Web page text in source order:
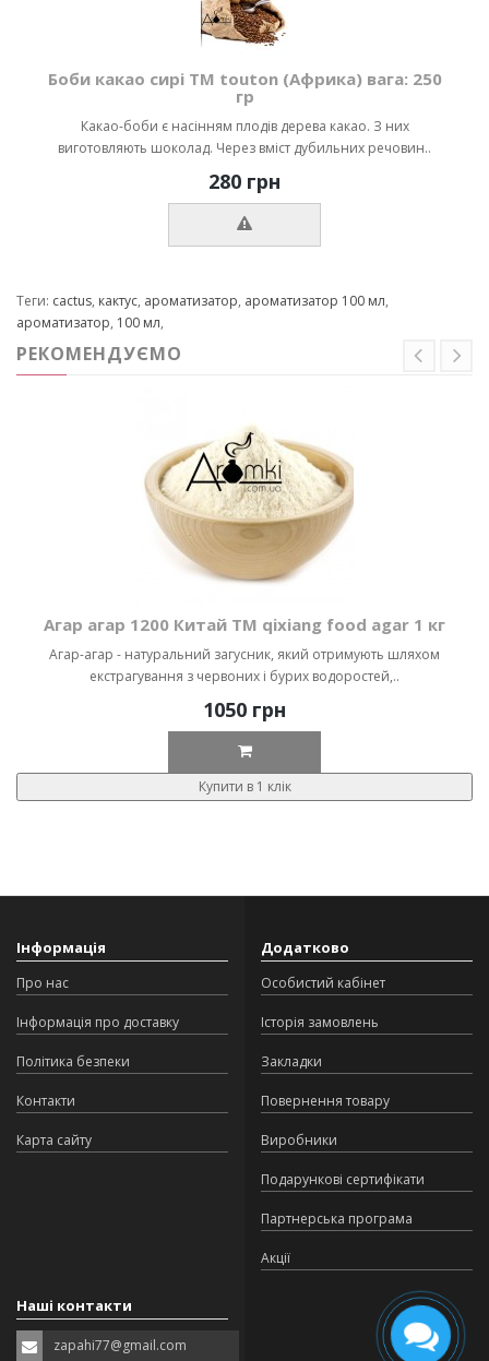
Боби какао сирі ТМ touton (Африка) вага: 250
гр
Какао-боби є насінням плодів дерева какао. З них
виготовляють шоколад. Через вміст дубильних речовин..
280 грн
Теги: cactus, кактус, ароматизатор, ароматизатор 100 мл,
ароматизатор, 100 мл,
РЕКОМЕНДУЄМО
Агар агар 1200 Китай ТМ qixiang food agar 1 кг
Агар-агар - натуральний загусник, який отримують шляхом
екстрагування з червоних і бурих водоростей,..
1050 грн
Купити в 1 клік
Інформація
Про нас
Інформація про доставку
Політика безпеки
Контакти
Карта сайту
Додатково
Особистий кабінет
Історія замовлень
Закладки
Повернення товару
Виробники
Подарункові сертифікати
Партнерська програма
Акції
Наші контакти
zapahi77@gmail.com